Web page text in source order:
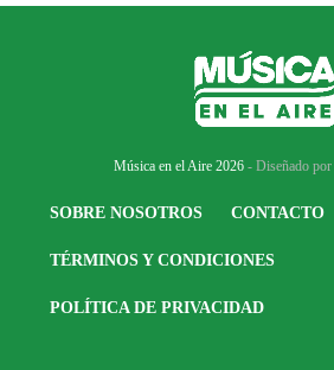
Música en el Aire 2026- Diseñado por
SOBRE NOSOTROS CONTACTO
TÉRMINOS Y CONDICIONES
POLÍTICA DE PRIVACIDAD